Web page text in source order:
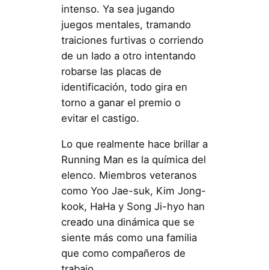
intenso. Ya sea jugando
juegos mentales, tramando
traiciones furtivas o corriendo
de un lado a otro intentando
robarse las placas de
identificación, todo gira en
torno a ganar el premio o
evitar el castigo.
Lo que realmente hace brillar a
Running Man es la química del
elenco. Miembros veteranos
como Yoo Jae-suk, Kim Jong-
kook, HaHa y Song Ji-hyo han
creado una dinámica que se
siente más como una familia
que como compañeros de